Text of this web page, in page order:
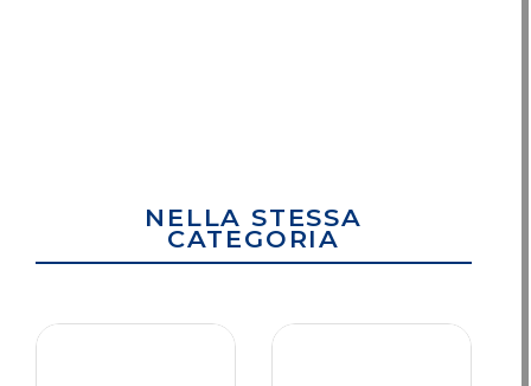
NELLA STESSA
CATEGORIA